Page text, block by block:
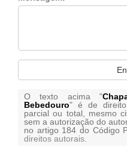
O texto acima "
Bebedouro" é de direito
parcial ou total, mesmo
sem a autorização do
no artigo 184 do Código
direitos autorais